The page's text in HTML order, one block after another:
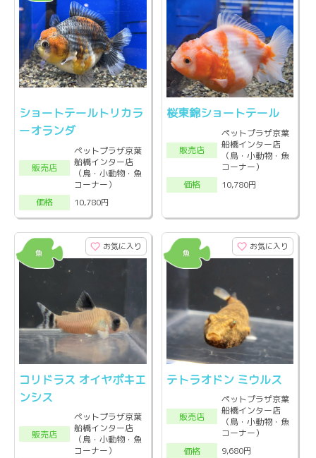
ショートテールトリカラ
ーオランダ
販売店
ペットプラザ京葉
船橋インター店
（鳥・小動物・魚
コーナー）
価格
10,780円
桜東錦ショートテール
販売店
ペットプラザ京葉
船橋インター店
（鳥・小動物・魚
コーナー）
価格
10,780円
お気に入り
コリドラス オイヤポキエ
ンシス
販売店
ペットプラザ京葉
船橋インター店
（鳥・小動物・魚
コーナー）
お気に入り
テトラオドン ミウルス
販売店
ペットプラザ京葉
船橋インター店
（鳥・小動物・魚
コーナー）
価格
9,680円